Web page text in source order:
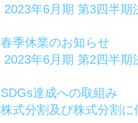
2023年6月期 第3四半
春季休業のお知らせ
2023年6月期 第2四半
SDGs達成への取組み
株式分割及び株式分割